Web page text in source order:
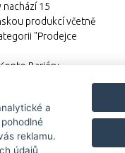
15
produkcí včetně
"Prodejce
Bariéry
Lutfia Volfová,
a
reklamu.
údajů